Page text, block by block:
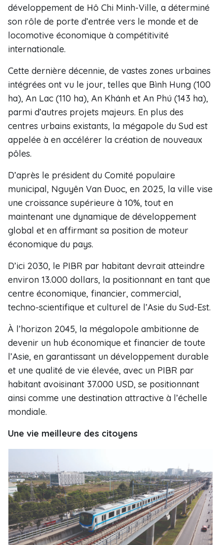
développement de Hô Chi Minh-Ville, a déterminé
son rôle de porte d’entrée vers le monde et de
locomotive économique à compétitivité
internationale.
Cette dernière décennie, de vastes zones urbaines
intégrées ont vu le jour, telles que Bình Hung (100
ha), An Lac (110 ha), An Khánh et An Phú (143 ha),
parmi d’autres projets majeurs. En plus des
centres urbains existants, la mégapole du Sud est
appelée à en accélérer la création de nouveaux
pôles.
D’après le président du Comité populaire
municipal, Nguyên Van Ðuoc, en 2025, la ville vise
une croissance supérieure à 10%, tout en
maintenant une dynamique de développement
global et en affirmant sa position de moteur
économique du pays.
D’ici 2030, le PIBR par habitant devrait atteindre
environ 13.000 dollars, la positionnant en tant que
centre économique, financier, commercial,
techno-scientifique et culturel de l’Asie du Sud-Est.
À l’horizon 2045, la mégalopole ambitionne de
devenir un hub économique et financier de toute
l’Asie, en garantissant un développement durable
et une qualité de vie élevée, avec un PIBR par
habitant avoisinant 37.000 USD, se positionnant
ainsi comme une destination attractive à l’échelle
mondiale.
Une vie meilleure des citoyens